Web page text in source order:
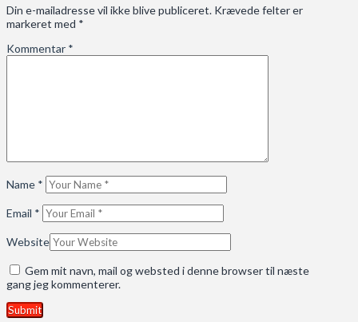
Din e-mailadresse vil ikke blive publiceret. Krævede felter er
markeret med *
Kommentar *
Name *
Email *
Website
Gem mit navn, mail og websted i denne browser til næste
gang jeg kommenterer.